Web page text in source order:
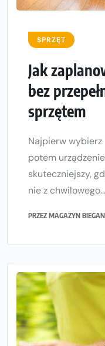
SPRZĘT
Jak
bez
sprzętem
Najpierw
potem
skuteczniejszy,
nie z chwilowego...
PRZEZ MAGAZYN